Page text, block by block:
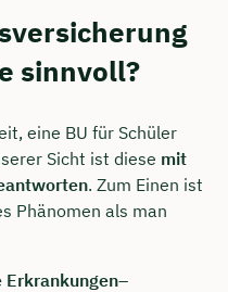
sinnvoll?
eine BU für Schüler
Sicht ist diese mit
. Zum Einen ist
Phänomen als man
Erkrankungen–